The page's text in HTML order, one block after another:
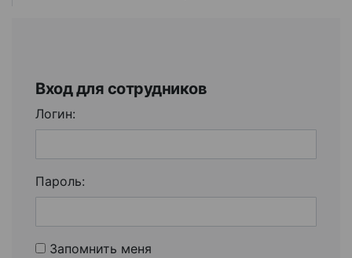
Вход для сотрудников
Логин:
Пароль:
Запомнить меня